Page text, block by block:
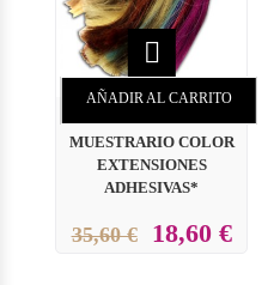

AÑADIR AL CARRITO
MUESTRARIO COLOR
EXTENSIONES
ADHESIVAS*
35,60 € 18,60 €